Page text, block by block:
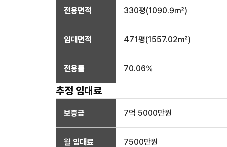
전용면적 330평(1090.9㎡)
임대면적 471평(1557.02㎡)
전용률 70.06%
추정 임대료
보증금 7억 5000만원
월 임대료 7500만원